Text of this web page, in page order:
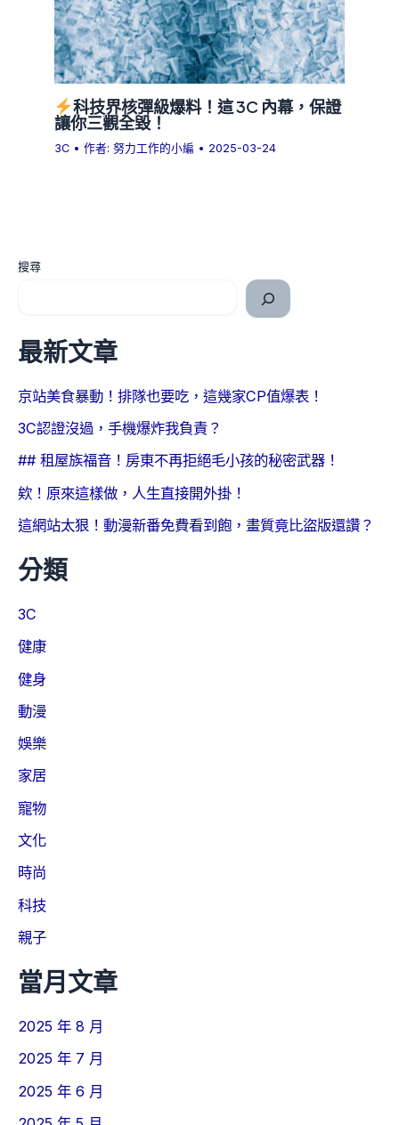
科技界核彈級爆料！這 3C 內幕，保證
讓你三觀全毀！
3C • 作者:努力工作的小編 • 2025-03-24
搜尋
最新文章
京站美食暴動！排隊也要吃，這幾家CP值爆表！
3C認證沒過，手機爆炸我負責？
## 租屋族福音！房東不再拒絕毛小孩的秘密武器！
欸！原來這樣做，人生直接開外掛！
這網站太狠！動漫新番免費看到飽，畫質竟比盜版還讚？
分類
3C
健康
健身
動漫
娛樂
家居
寵物
文化
時尚
科技
親子
當月文章
2025 年 8 月
2025 年 7 月
2025 年 6 月